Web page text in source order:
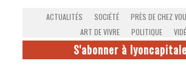
ACTUALITÉS SOCIÉTÉ PRÈS DE CHEZ
ART DE VIVRE
POLITIQUE
S'abonner à